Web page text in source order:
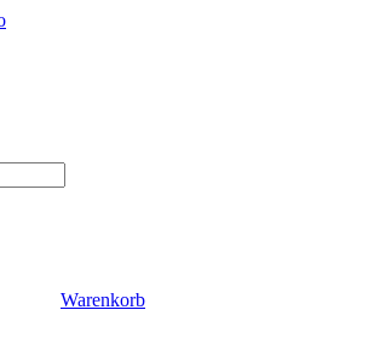
Warenkorb